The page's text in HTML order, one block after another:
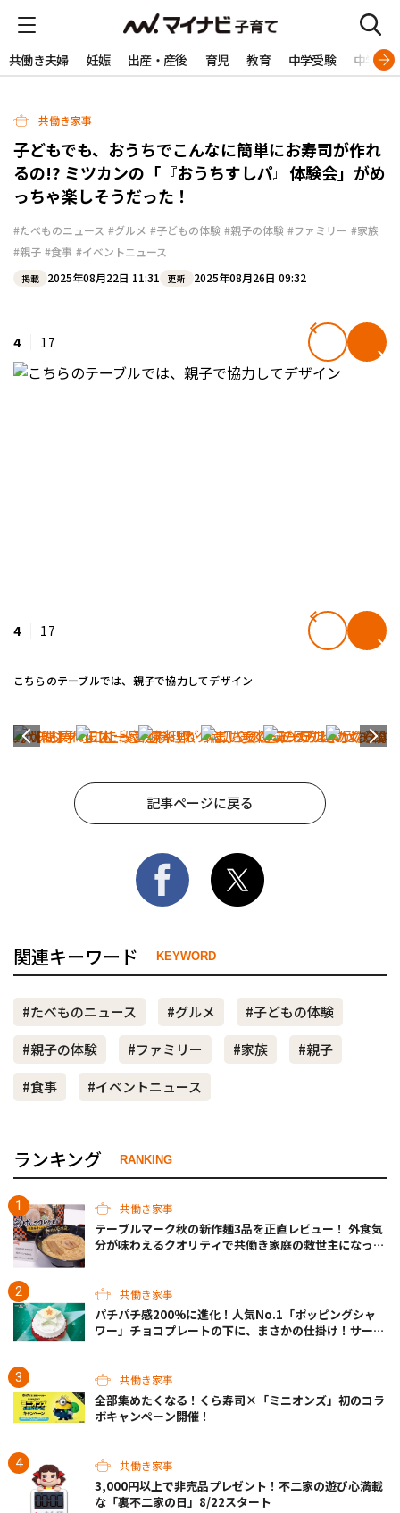
共働き夫婦 妊娠 出産・産後 育児 教育 中学受験 中学生
共働き家事
子どもでも、おうちでこんなに簡単にお寿司が作れ
るの!? ミツカンの「『おうちすしパ』体験会」がめ
っちゃ楽しそうだった！
#たべものニュース #グルメ #子どもの体験 #親子の体験 #ファミリー #家族
#親子 #食事 #イベントニュース
掲載 2025年08月22日 11:31 更新 2025年08月26日 09:32
4 17
4 17
こちらのテーブルでは、親子で協力してデザイン
記事ページに戻る
関連キーワード KEYWORD
#たべものニュース #グルメ
#子どもの体験
#親子の体験
#ファミリー #家族
#親子
#食事
#イベントニュース
ランキング RANKING
共働き家事
テーブルマーク秋の新作麺3品を正直レビュー！ 外食気
分が味わえるクオリティで共働き家庭の救世主になって
共働き家事
パチパチ感200%に進化！人気No.1「ポッピングシャ
ワー」チョコプレートの下に、まさかの仕掛け！サーテ
共働き家事
全部集めたくなる！くら寿司×「ミニオンズ」初のコラ
ボキャンペーン開催！
共働き家事
3,000円以上で非売品プレゼント！不二家の遊び心満載
な「裏不二家の日」8/22スタート